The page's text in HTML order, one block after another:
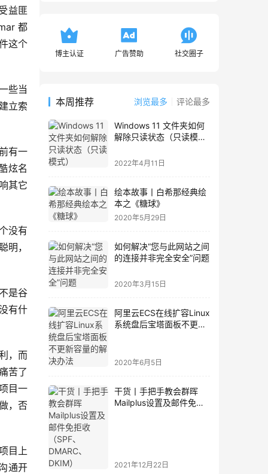
益匪
都
这个
些当
立索
有一
炫名
其它
没有
明，
是谷
有什
，而
苦了
目一
，否
目上
通开
博主认证 广告赞助 社交圈子
本周推荐 浏览最多 评论最多
Windows 11 文件夹如何
解除只读状态（只读模
2022年4月11日
绘本故事丨白希那经典绘
本之《糖球》
2020年5月29日
如何解决“您与此网站之间
的连接并非完全安全”问题
2020年3月15日
阿里云ECS在线扩容Linux
系统盘后宝塔面板不更新
2020年6月5日
干货丨手把手教会群晖
Mailplus设置及邮件免拒
2021年12月22日